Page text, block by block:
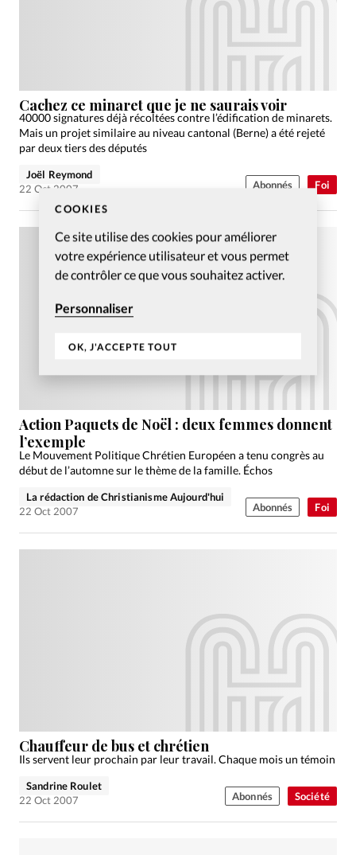
COOKIES
Ce site utilise des cookies pour améliorer
votre expérience utilisateur et vous permet
de contrôler ce que vous souhaitez activer.
Personnaliser
OK, J'ACCEPTE TOUT
Foi
Cachez ce minaret que je ne saurais voir
40000 signatures déjà récoltées contre l’édification de minarets.
Mais un projet similaire au niveau cantonal (Berne) a été rejeté
par deux tiers des députés
Joël Reymond
22 Oct 2007
Abonnés
Foi
Action Paquets de Noël : deux femmes donnent
l’exemple
Le Mouvement Politique Chrétien Européen a tenu congrès au
début de l’automne sur le thème de la famille. Échos
La rédaction de Christianisme Aujourd'hui
22 Oct 2007
Abonnés
Société
Chauffeur de bus et chrétien
Ils servent leur prochain par leur travail. Chaque mois un témoin
Sandrine Roulet
22 Oct 2007
Abonnés